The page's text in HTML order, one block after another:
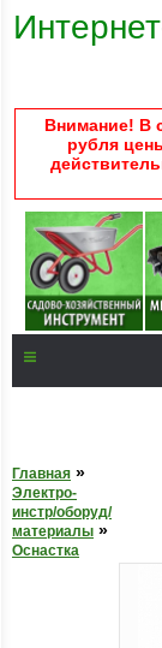
Внимание! В
рубля
Главная »
Электро-
инстр/оборуд/
материалы »
Оснастка